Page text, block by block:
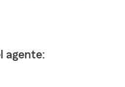
agente: